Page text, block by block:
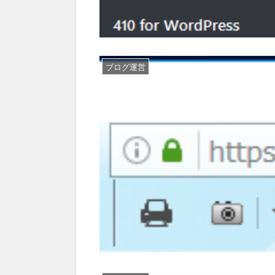
ブログ運営